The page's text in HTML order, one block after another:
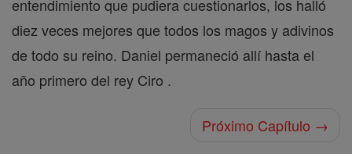
entendimiento que pudiera cuestionarlos, los halló
diez veces mejores que todos los magos y adivinos
de todo su reino. Daniel permaneció allí hasta el
año primero del rey Ciro .
Próximo Capítulo →